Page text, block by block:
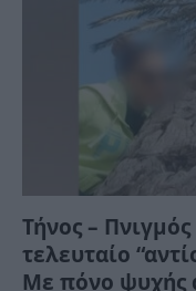
Τήνος –
τελευταίο
Με πόνο ψυχής